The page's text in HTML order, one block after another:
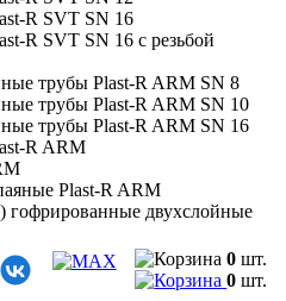
R SVT SN 16
R SVT SN 16 с резьбой
трубы Plast-R ARM SN 8
трубы Plast-R ARM SN 10
трубы Plast-R ARM SN 16
R ARM
Plast-R ARM
двухслойные
двухслойные
0 шт.
0 шт.